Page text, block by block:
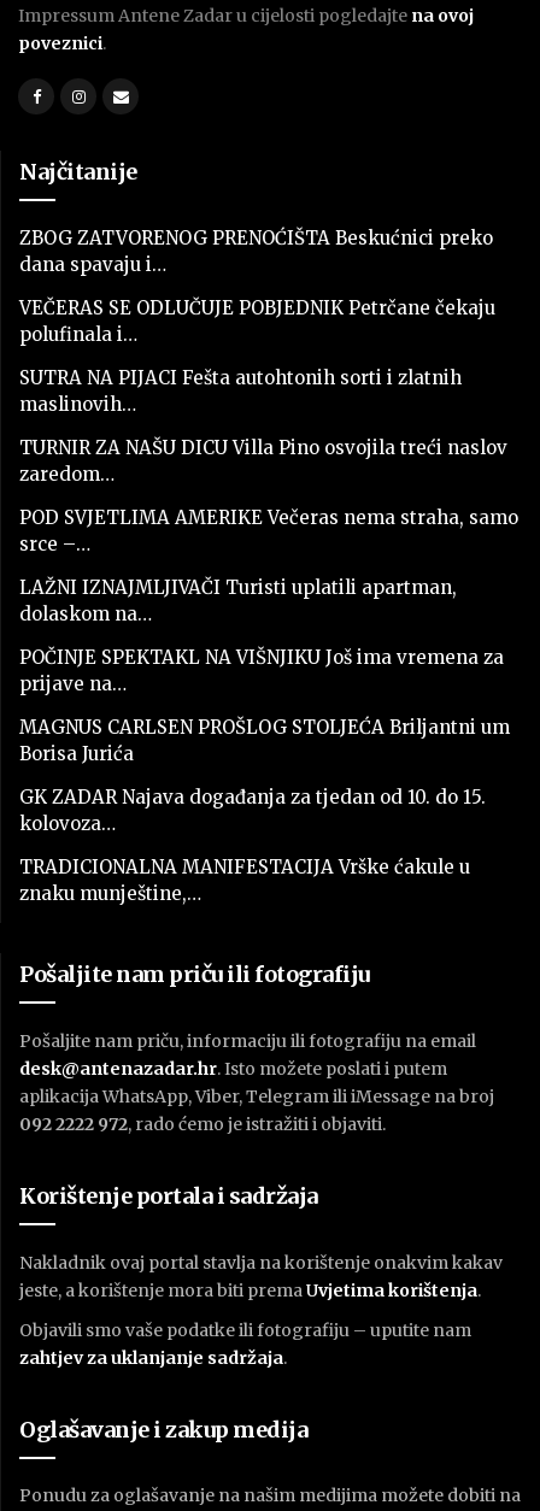
Impressum Antene Zadar u cijelosti pogledajte na ovoj
poveznici.
Najčitanije
ZBOG ZATVORENOG PRENOĆIŠTA Beskućnici preko
dana spavaju i…
VEČERAS SE ODLUČUJE POBJEDNIK Petrčane čekaju
polufinala i…
SUTRA NA PIJACI Fešta autohtonih sorti i zlatnih
maslinovih…
TURNIR ZA NAŠU DICU Villa Pino osvojila treći naslov
zaredom…
POD SVJETLIMA AMERIKE Večeras nema straha, samo
srce –…
LAŽNI IZNAJMLJIVAČI Turisti uplatili apartman,
dolaskom na…
POČINJE SPEKTAKL NA VIŠNJIKU Još ima vremena za
prijave na…
MAGNUS CARLSEN PROŠLOG STOLJEĆA Briljantni um
Borisa Jurića
GK ZADAR Najava događanja za tjedan od 10. do 15.
kolovoza…
TRADICIONALNA MANIFESTACIJA Vrške ćakule u
znaku munještine,…
Pošaljite nam priču ili fotografiju
Pošaljite nam priču, informaciju ili fotografiju na email
desk@antenazadar.hr. Isto možete poslati i putem
aplikacija WhatsApp, Viber, Telegram ili iMessage na broj
092 2222 972, rado ćemo je istražiti i objaviti.
Korištenje portala i sadržaja
Nakladnik ovaj portal stavlja na korištenje onakvim kakav
jeste, a korištenje mora biti prema Uvjetima korištenja.
Objavili smo vaše podatke ili fotografiju – uputite nam
zahtjev za uklanjanje sadržaja.
Oglašavanje i zakup medija
Ponudu za oglašavanje na našim medijima možete dobiti na